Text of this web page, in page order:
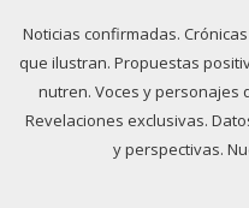
Noticias confirmadas.
que ilustran. Propuestas
nutren. Voces y personajes
Revelaciones exclusivas.
y perspectivas.